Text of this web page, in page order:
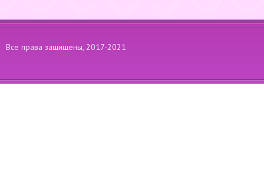
Все права защищены, 2017-2021